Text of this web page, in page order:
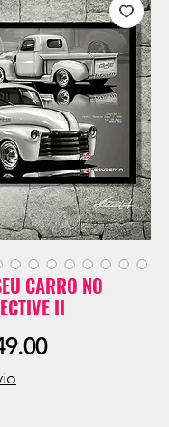
CARRO NO
II
Sale